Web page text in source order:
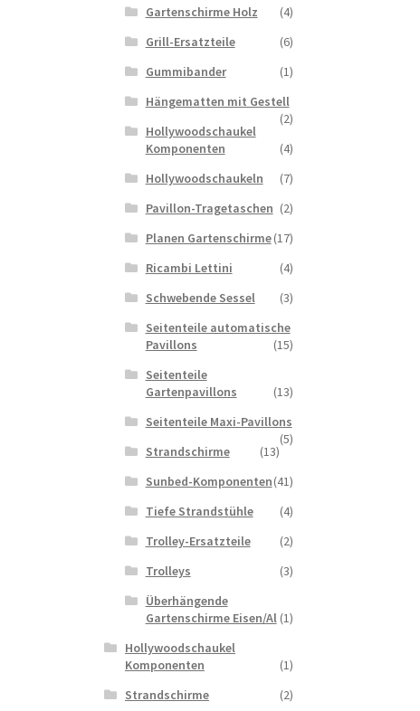
Gartenschirme Holz
(4)
Grill-Ersatzteile
(6)
Gummibander
(1)
Hängematten mit Gestell
(2)
Hollywoodschaukel
Komponenten
(4)
Hollywoodschaukeln
(7)
Pavillon-Tragetaschen (2)
Planen Gartenschirme(17)
Ricambi Lettini
(4)
Schwebende Sessel
(3)
Seitenteile automatische
Pavillons
(15)
Seitenteile
Gartenpavillons
(13)
Seitenteile Maxi-Pavillons
(5)
Strandschirme
(13)
Sunbed-Komponenten(41)
Tiefe Strandstühle
(4)
Trolley-Ersatzteile
(2)
Trolleys
(3)
Überhängende
Gartenschirme Eisen/Al (1)
Hollywoodschaukel
Komponenten
(1)
Strandschirme
(2)